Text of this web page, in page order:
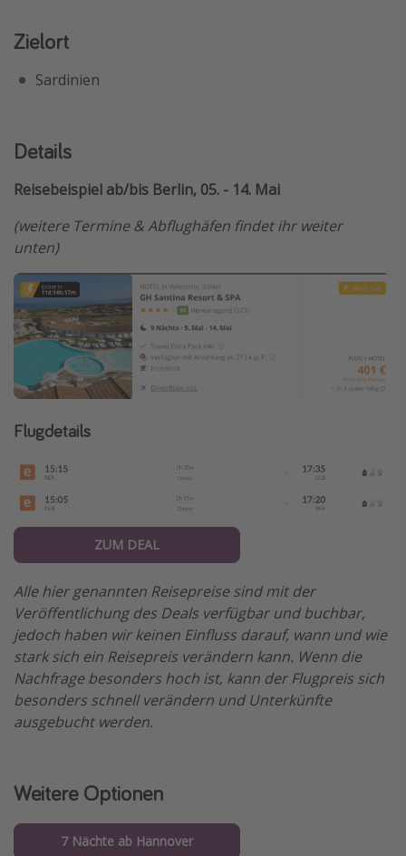
Zielort
Sardinien
Details
Reisebeispiel ab/bis Berlin, 05. - 14. Mai
(weitere Termine & Abflughäfen findet ihr weiter
unten)
Flugdetails
ZUM DEAL
Alle hier genannten Reisepreise sind mit der
Veröffentlichung des Deals verfügbar und buchbar,
jedoch haben wir keinen Einfluss darauf, wann und wie
stark sich ein Reisepreis verändern kann. Wenn die
Nachfrage besonders hoch ist, kann der Flugpreis sich
besonders schnell verändern und Unterkünfte
ausgebucht werden.
Weitere Optionen
7 Nächte ab Hannover